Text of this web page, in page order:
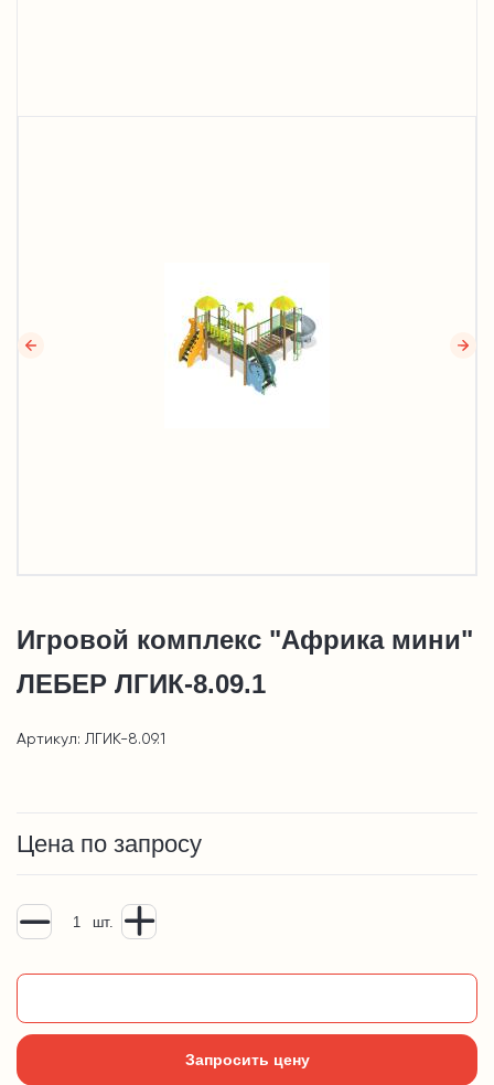
Игровой комплекс "Африка мини"
ЛЕБЕР ЛГИК-8.09.1
Артикул: ЛГИК-8.09.1
Цена по запросу
шт.
Запросить цену